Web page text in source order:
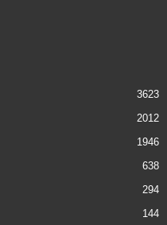
3623
2012
1946
638
294
144